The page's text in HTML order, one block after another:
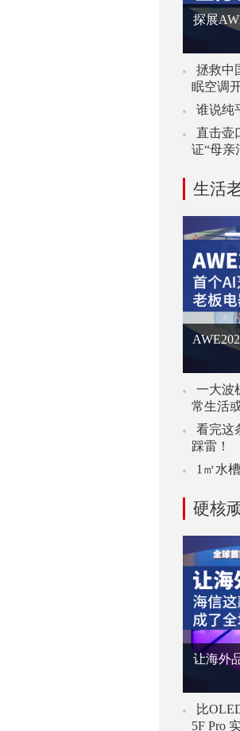
探展
拯救中
眠空调
谁说纯
直击壶
证“母亲
生活
一大波
常生活
看完这
踩雷！
1㎡水
硬核
让海外
比
5F Pro